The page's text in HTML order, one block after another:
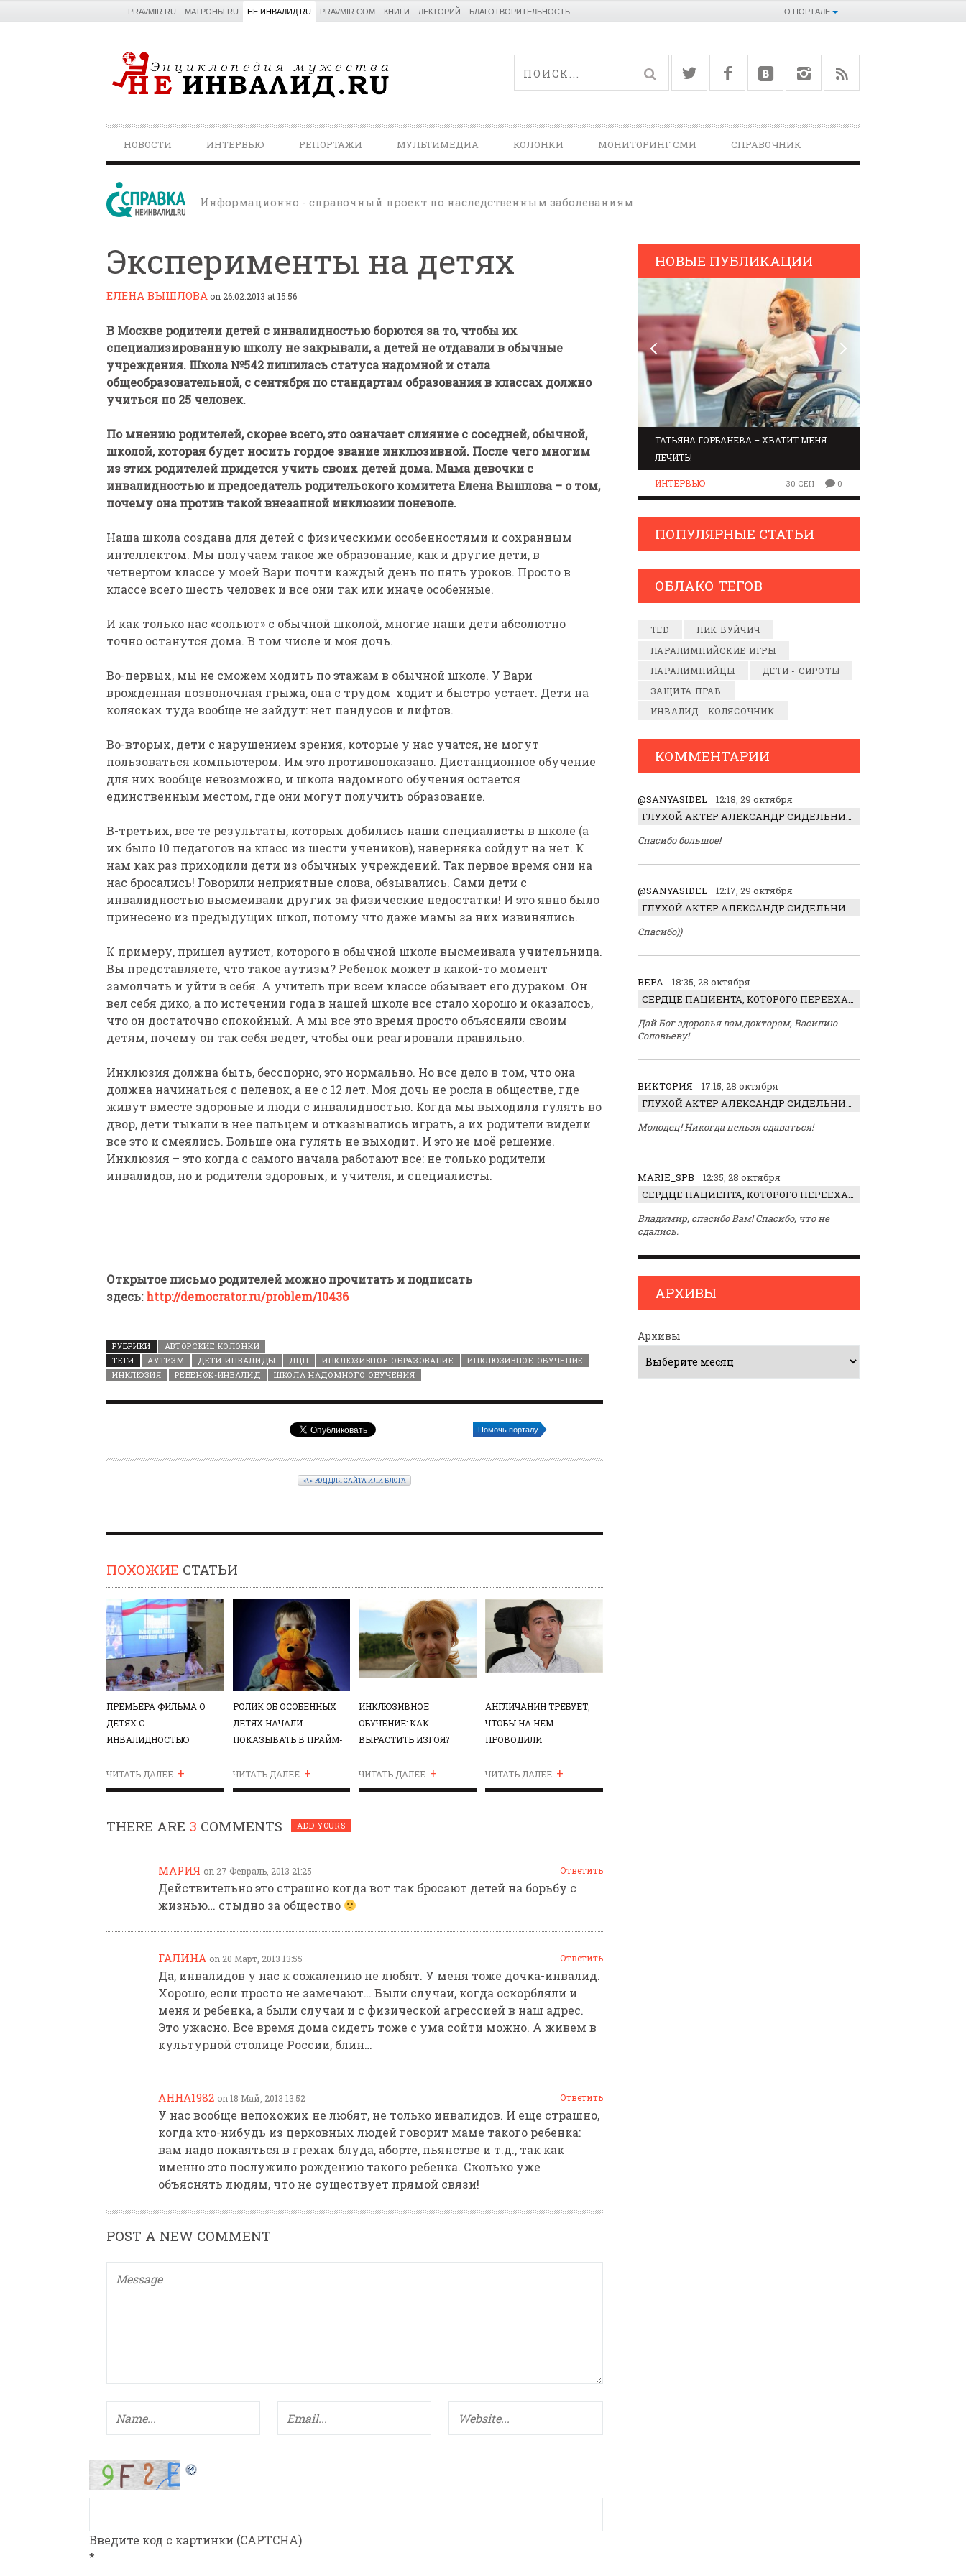
О ПОРТАЛЕ
PRAVMIR.RU МАТРОНЫ.RU НЕ ИНВАЛИД.RU PRAVMIR.COM КНИГИ ЛЕКТОРИЙ БЛАГОТВОРИТЕЛЬНОСТЬ
NAVIGATION
НОВОСТИ ИНТЕРВЬЮ РЕПОРТАЖИ МУЛЬТИМЕДИА КОЛОНКИ МОНИТОРИНГ СМИ СПРАВОЧНИК­
Информационно - справочный проект по наследственным заболеваниям
Эксперименты на детях
ЕЛЕНА ВЫШЛОВАon 26.02.2013 at 15:56
В Москве родители детей с инвалидностью борются за то, чтобы их
специализированную школу не закрывали, а детей не отдавали в обычные
учреждения. Школа №542 лишилась статуса надомной и стала
общеобразовательной, с сентября по стандартам образования в классах должно
учиться по 25 человек.
По мнению родителей, скорее всего, это означает слияние с соседней, обычной,
школой, которая будет носить гордое звание инклюзивной. После чего многим
из этих родителей придется учить своих детей дома. Мама девочки с
инвалидностью и председатель родительского комитета Елена Вышлова – о том,
почему она против такой внезапной инклюзии поневоле.
Наша школа создана для детей с физическими особенностями и сохранным
интеллектом. Мы получаем такое же образование, как и другие дети, в
четвертом классе у моей Вари почти каждый день по пять уроков. Просто в
классе всего шесть человек и все они так или иначе особенные.
И как только нас «сольют» с обычной школой, многие наши дети абсолютно
точно останутся дома. В том числе и моя дочь.
Во-первых, мы не сможем ходить по этажам в обычной школе. У Вари
врожденная позвоночная грыжа, она с трудом ходит и быстро устает. Дети на
колясках туда вообще не зайдут: нет пандусов и лифтов.
Во-вторых, дети с нарушением зрения, которые у нас учатся, не могут
пользоваться компьютером. Им это противопоказано. Дистанционное обучение
для них вообще невозможно, и школа надомного обучения остается
единственным местом, где они могут получить образование.
В-третьих, все те результаты, которых добились наши специалисты в школе (а
их было 10 педагогов на класс из шести учеников), наверняка сойдут на нет. К
нам как раз приходили дети из обычных учреждений. Так первое время они на
нас бросались! Говорили неприятные слова, обзывались. Сами дети с
инвалидностью высмеивали других за физические недостатки! И это явно было
принесено из предыдущих школ, потому что даже мамы за них извинялись.
К примеру, пришел аутист, которого в обычной школе высмеивала учительница.
Вы представляете, что такое аутизм? Ребенок может в какой-то момент
замолчать и уйти в себя. А учитель при всем классе обзывает его дураком. Он
вел себя дико, а по истечении года в нашей школе все стало хорошо и оказалось,
что он достаточно спокойный. А мы все это время просто объясняли своим
детям, почему он так себя ведет, чтобы они реагировали правильно.
Инклюзия должна быть, бесспорно, это нормально. Но все дело в том, что она
должна начинаться с пеленок, а не с 12 лет. Моя дочь не росла в обществе, где
живут вместе здоровые и люди с инвалидностью. Когда мы выходили гулять во
двор, дети тыкали в нее пальцем и отказывались играть, а их родители видели
все это и смеялись. Больше она гулять не выходит. И это не моё решение.
Инклюзия – это когда с самого начала работают все: не только родители
инвалидов, но и родители здоровых, и учителя, и специалисты.
Открытое письмо родителей можно прочитать и подписать
здесь: http://democrator.ru/problem/10436
РУБРИКИ
АВТОРСКИЕ КОЛОНКИ
ТЕГИ
АУТИЗМ ДЕТИ-ИНВАЛИДЫ ДЦП ИНКЛЮЗИВНОЕ ОБРАЗОВАНИЕ
ИНКЛЮЗИВНОЕ ОБУЧЕНИЕ
ИНКЛЮЗИЯ
РЕБЕНОК-ИНВАЛИД ШКОЛА НАДОМНОГО ОБУЧЕНИЯ
Помочь порталу
<\> КОД ДЛЯ САЙТА ИЛИ БЛОГА
ПОХОЖИЕ СТАТЬИ
ПРЕМЬЕРА ФИЛЬМА О
ДЕТЯХ С
ИНВАЛИДНОСТЬЮ
СРЕДУ
ЧИТАТЬ ДАЛЕЕ +
РОЛИК ОБ ОСОБЕННЫХ
ДЕТЯХ НАЧАЛИ
ПОКАЗЫВАТЬ В ПРАЙМ-
ЧИТАТЬ ДАЛЕЕ +
ИНКЛЮЗИВНОЕ
ОБУЧЕНИЕ: КАК
ВЫРАСТИТЬ ИЗГОЯ?
ЧИТАТЬ ДАЛЕЕ +
АНГЛИЧАНИН ТРЕБУЕТ,
ЧТОБЫ НА НЕМ
ПРОВОДИЛИ
ЧИТАТЬ ДАЛЕЕ +
THERE ARE 3 COMMENTS ADD YOURS
МАРИЯ on 27 Февраль, 2013 21:25 Ответить
Действительно это страшно когда вот так бросают детей на борьбу с
жизнью… стыдно за общество
ГАЛИНА on 20 Март, 2013 13:55 Ответить
Да, инвалидов у нас к сожалению не любят. У меня тоже дочка-инвалид.
Хорошо, если просто не замечают… Были случаи, когда оскорбляли и
меня и ребенка, а были случаи и с физической агрессией в наш адрес.
Это ужасно. Все время дома сидеть тоже с ума сойти можно. А живем в
культурной столице России, блин…
АННА1982 on 18 Май, 2013 13:52 Ответить
У нас вообще непохожих не любят, не только инвалидов. И еще страшно,
когда кто-нибудь из церковных людей говорит маме такого ребенка:
вам надо покаяться в грехах блуда, аборте, пьянстве и т.д., так как
именно это послужило рождению такого ребенка. Сколько уже
объяснять людям, что не существует прямой связи!
POST A NEW COMMENT
Введите код с картинки (CAPTCHA)
*
НОВЫЕ ПУБЛИКАЦИИ
ТАТЬЯНА ГОРБАНЕВА – ХВАТИТ МЕНЯ
ЛЕЧИТЬ!
ИНТЕРВЬЮ 30 СЕН 0
ИНЖЕНЕР С ТВОРЧЕСКИМИ АМБИЦИЯМИ.
ИЛИ КАК ЖЕНЩИНА ИЗ НОВОПОЛОЦКА
НАШЛА СЕБЯ В ИСКУССТВЕ
ИСКУССТВО
ПАРАЛИМПИЙСКАЯ ЧЕМПИОНКА ПО
БИАТЛОНУ И ЛЫЖНЫМ ГОНКАМ ИЗ
КАЗАНИ ИРИНА ПОЛЯКОВА
БЕЗ НОГ 12 СЕН 0
ПОПУЛЯРНЫЕ СТАТЬИ
ОБЛАКО ТЕГОВ
TED
НИК ВУЙЧИЧ
ПАРАЛИМПИЙСКИЕ ИГРЫ
ПАРАЛИМПИЙЦЫ
ДЕТИ - СИРОТЫ
ЗАЩИТА ПРАВ
ИНВАЛИД - КОЛЯСОЧНИК
КОММЕНТАРИИ
@SANYASIDEL
12:18, 29 октября
ГЛУХОЙ АКТЕР АЛЕКСАНДР СИДЕЛЬНИКОВ: «С НАСЛАЖДЕНИЕМ ИГРАЛ ОТРИЦАТЕЛЬНОГО ГЕРОЯ!»
Спасибо большое!
@SANYASIDEL
12:17, 29 октября
ГЛУХОЙ АКТЕР АЛЕКСАНДР СИДЕЛЬНИКОВ: «С НАСЛАЖДЕНИЕМ ИГРАЛ ОТРИЦАТЕЛЬНОГО ГЕРОЯ!»
Спасибо))
ВЕРА
18:35, 28 октября
СЕРДЦЕ ПАЦИЕНТА, КОТОРОГО ПЕРЕЕХАЛ ТРАКТОР, ОБНАРУЖИЛИ… В ЖИВОТЕ
Дай Бог здоровья вам,докторам, Василию
Соловьеву!
ВИКТОРИЯ
17:15, 28 октября
ГЛУХОЙ АКТЕР АЛЕКСАНДР СИДЕЛЬНИКОВ: «С НАСЛАЖДЕНИЕМ ИГРАЛ ОТРИЦАТЕЛЬНОГО ГЕРОЯ!»
Молодец! Никогда нельзя сдаваться!
MARIE_SPB
12:35, 28 октября
СЕРДЦЕ ПАЦИЕНТА, КОТОРОГО ПЕРЕЕХАЛ ТРАКТОР, ОБНАРУЖИЛИ… В ЖИВОТЕ
Владимир, спасибо Вам! Спасибо, что не
сдались.
АРХИВЫ
Архивы